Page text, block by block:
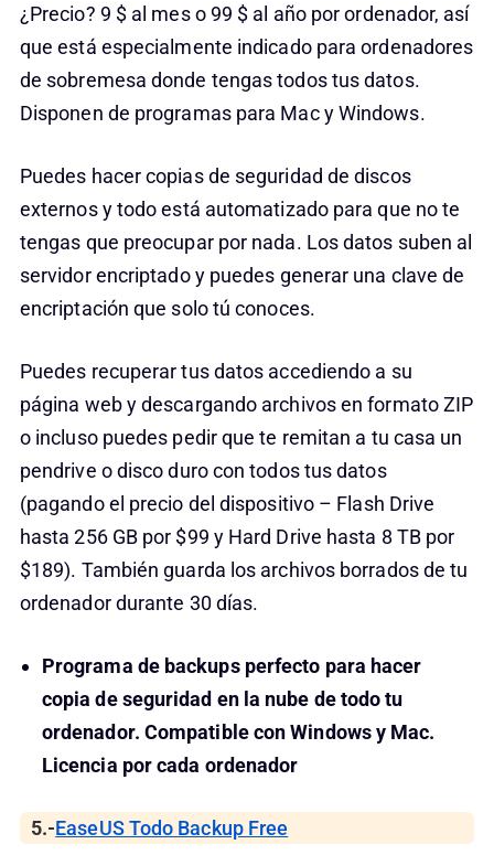
¿Precio? 9 $ al mes o 99 $ al año por ordenador, así
que está especialmente indicado para ordenadores
de sobremesa donde tengas todos tus datos.
Disponen de programas para Mac y Windows.
Puedes hacer copias de seguridad de discos
externos y todo está automatizado para que no te
tengas que preocupar por nada. Los datos suben al
servidor encriptado y puedes generar una clave de
encriptación que solo tú conoces.
Puedes recuperar tus datos accediendo a su
página web y descargando archivos en formato ZIP
o incluso puedes pedir que te remitan a tu casa un
pendrive o disco duro con todos tus datos
(pagando el precio del dispositivo – Flash Drive
hasta 256 GB por $99 y Hard Drive hasta 8 TB por
$189). También guarda los archivos borrados de tu
ordenador durante 30 días.
Programa de backups perfecto para hacer
copia de seguridad en la nube de todo tu
ordenador. Compatible con Windows y Mac.
Licencia por cada ordenador
5.-EaseUS Todo Backup Free